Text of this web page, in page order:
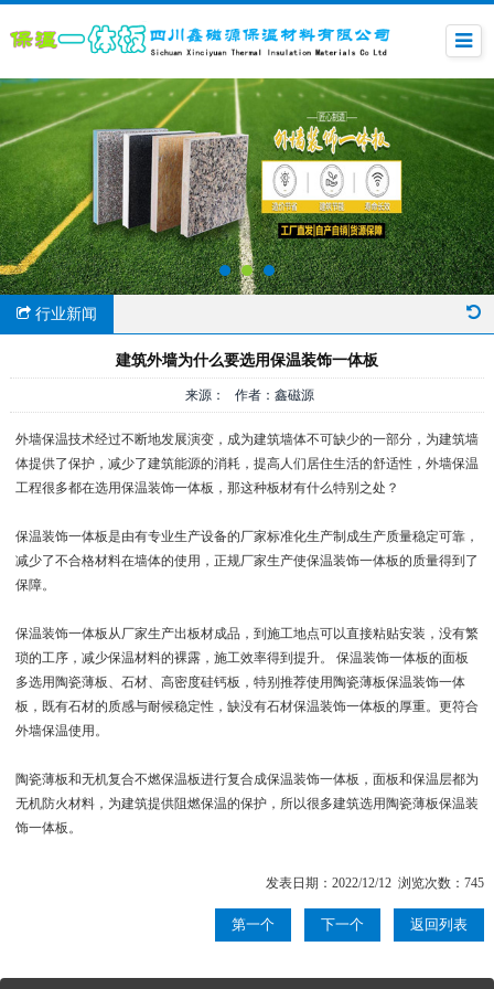
行业新闻
建筑外墙为什么要选用保温装饰一体板
来源： 作者：鑫磁源
外墙保温技术经过不断地发展演变，成为建筑墙体不可缺少的一部分，为建筑墙
体提供了保护，减少了建筑能源的消耗，提高人们居住生活的舒适性，外墙保温
工程很多都在选用保温装饰一体板，那这种板材有什么特别之处？
保温装饰一体板是由有专业生产设备的厂家标准化生产制成生产质量稳定可靠，
减少了不合格材料在墙体的使用，正规厂家生产使保温装饰一体板的质量得到了
保障。
保温装饰一体板从厂家生产出板材成品，到施工地点可以直接粘贴安装，没有繁
琐的工序，减少保温材料的裸露，施工效率得到提升。 保温装饰一体板的面板
多选用陶瓷薄板、石材、高密度硅钙板，特别推荐使用陶瓷薄板保温装饰一体
板，既有石材的质感与耐候稳定性，缺没有石材保温装饰一体板的厚重。更符合
外墙保温使用。
陶瓷薄板和无机复合不燃保温板进行复合成保温装饰一体板，面板和保温层都为
无机防火材料，为建筑提供阻燃保温的保护，所以很多建筑选用陶瓷薄板保温装
饰一体板。
发表日期：2022/12/12 浏览次数：745
第一个 下一个 返回列表